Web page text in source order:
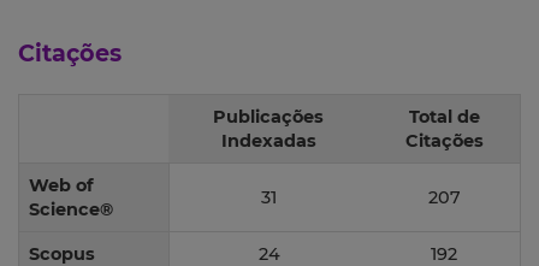
Citações
Publicações
Indexadas
Total de
Citações
Web of
Science®
31 207
Scopus 24 192